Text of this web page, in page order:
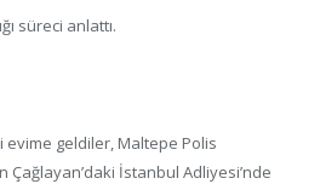
süreci anlattı.
evime geldiler, Maltepe Polis
Çağlayan’daki İstanbul Adliyesi’nde